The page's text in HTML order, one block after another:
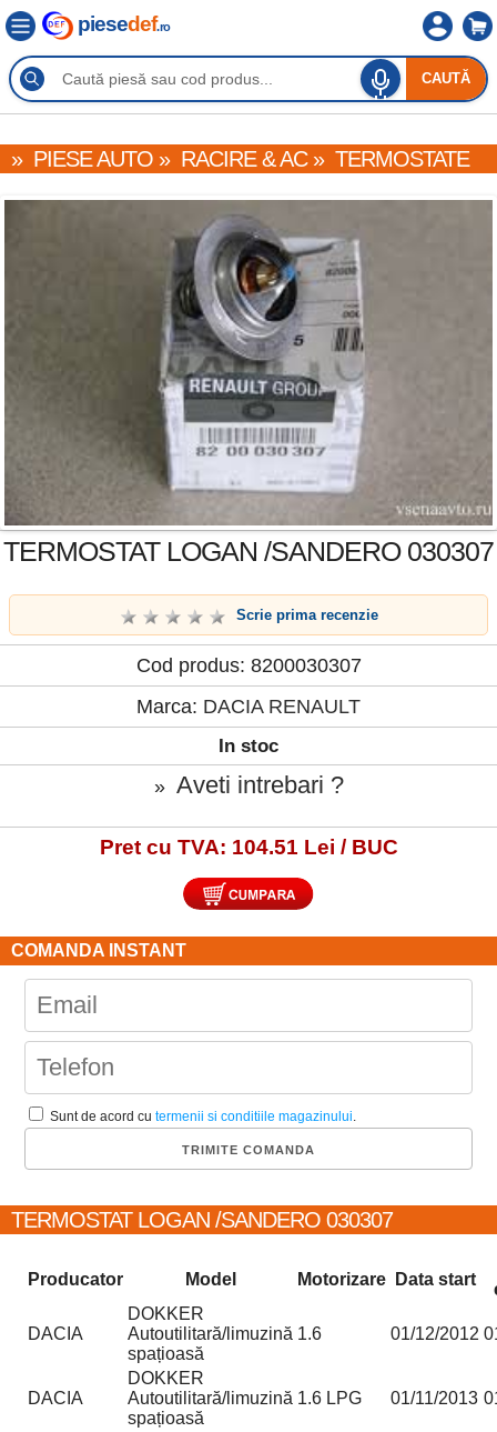
CAUTĂ
piesedef.ro
» PIESE AUTO » RACIRE & AC» TERMOSTATE
TERMOSTAT LOGAN /SANDERO 030307
Scrie prima recenzie
Cod produs: 8200030307
Marca: DACIA RENAULT
In stoc
» Aveti intrebari ?
Pret cu TVA: 104.51 Lei / BUC
COMANDA INSTANT
Sunt de acord cutermenii si conditiile magazinului.
TERMOSTAT LOGAN /SANDERO 030307
Producator Model Motorizare Data start
DACIA
DOKKER
Autoutilitară/limuzină
spațioasă
1.6 01/12/2012
DACIA
DOKKER
Autoutilitară/limuzină
spațioasă
1.6 LPG 01/11/2013